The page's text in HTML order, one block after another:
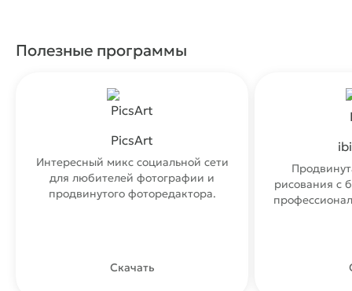
Полезные программы
PicsArt
Интересный микс социальной сети
для любителей фотографии и
продвинутого фоторедактора.
Скачать
рисования с